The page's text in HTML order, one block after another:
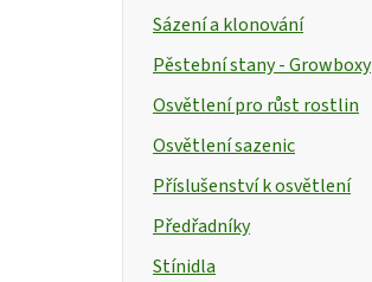
Sázení a klonování
Pěstební stany - Growboxy
Osvětlení pro růst rostlin
Osvětlení sazenic
Příslušenství k osvětlení
Předřadníky
Stínidla